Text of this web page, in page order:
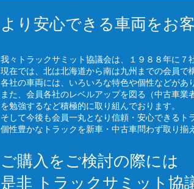
より安心できる車両をお
我々トラックサミット協議会は、１９８８年に７
現在では、北は北海道から南は九州までの会員で
各社の車両には、いろいろな特色や個性などがあ
また、会員各社のレベルアップを図る（中古車
を勉強するなど積極的に取り組んでおります。
そして今後も会員一丸となり信頼・安心できるト
個性豊かなトラックを新車・中古車問わず取り揃
ご購入をご検討の際には
是非 トラックサミット協